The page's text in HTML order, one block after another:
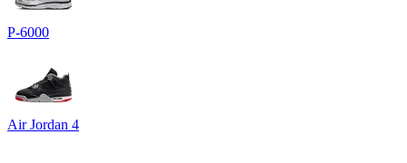
P-6000
Air Jordan 4